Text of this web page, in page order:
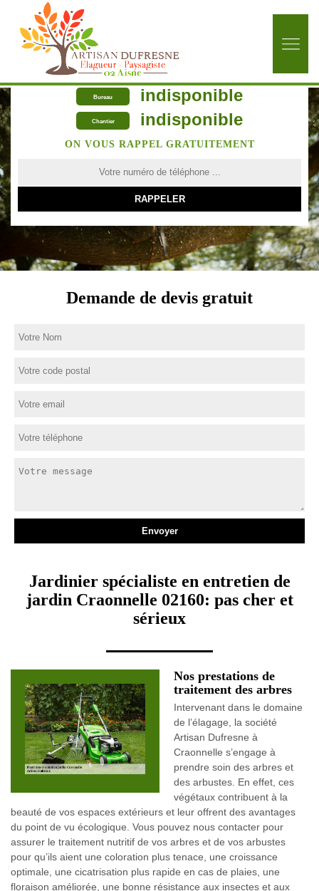
Bureau indisponible
Chantier indisponible
ON VOUS RAPPEL GRATUITEMENT
Demande de devis gratuit
Jardinier spécialiste en entretien de
jardin Craonnelle 02160: pas cher et
sérieux
Nos prestations de
traitement des arbres
Intervenant dans le domaine
de l’élagage, la société
Artisan Dufresne à
Craonnelle s’engage à
prendre soin des arbres et
des arbustes. En effet, ces
végétaux contribuent à la
beauté de vos espaces extérieurs et leur offrent des avantages
du point de vu écologique. Vous pouvez nous contacter pour
assurer le traitement nutritif de vos arbres et de vos arbustes
pour qu’ils aient une coloration plus tenace, une croissance
optimale, une cicatrisation plus rapide en cas de plaies, une
floraison améliorée, une bonne résistance aux insectes et aux